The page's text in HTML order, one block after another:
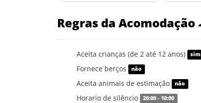
Regras da Acomodação
Aceita crianças (de 2 até 12 anos) sim
Fornece berços não
Aceita animais de estimação não
Horario de silêncio 20:00 - 10:00